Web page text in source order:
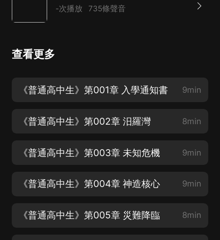
-次播放 735條聲音
查看更多
《普通高中生》第001章 入學通知書 9min
《普通高中生》第002章 汨羅灣 8min
《普通高中生》第003章 未知危機 9min
《普通高中生》第004章 神造核心 9min
《普通高中生》第005章 災難降臨 8min